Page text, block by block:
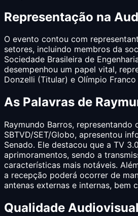
Representação na
O evento contou com
setores, incluindo membros da
Sociedade Brasileira de
desempenhou um papel vital,
Donzelli (Titular) e Olímpio Franco
As Palavras de
Raymundo Barros, representando
SBTVD/SET/Globo, apresentou
Senado. Ele destacou que a TV
aprimoramentos, sendo a
características mais notáveis.
a recepção poderá ocorrer de
antenas externas e internas, bem
Qualidade